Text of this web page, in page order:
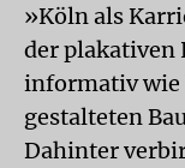
»Köln als
der plakativen
informativ wie
gestalteten
Dahinter